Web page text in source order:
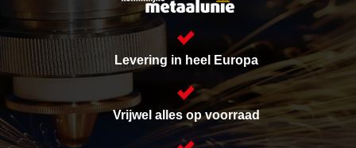
Levering in heel Europa
Vrijwel alles op voorraad